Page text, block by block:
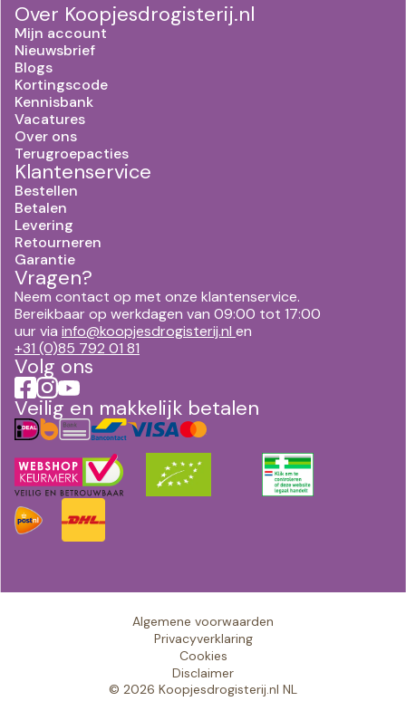
Over Koopjesdrogisterij.nl
Mijn account
Nieuwsbrief
Blogs
Kortingscode
Kennisbank
Vacatures
Over ons
Terugroepacties
Klantenservice
Bestellen
Betalen
Levering
Retourneren
Garantie
Vragen?
Neem contact op met onze klantenservice.
Bereikbaar op werkdagen van 09:00 tot 17:00
uur via info@koopjesdrogisterij.nl en
+31 (0)85 792 01 81
Volg ons
Veilig en makkelijk betalen
© 2026 Koopjesdrogisterij.nl NL
Algemene voorwaarden
Privacyverklaring
Cookies
Disclaimer